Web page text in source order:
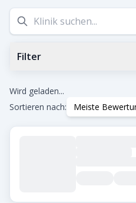
Filter
Tags
Wird geladen...
Sortieren nach: